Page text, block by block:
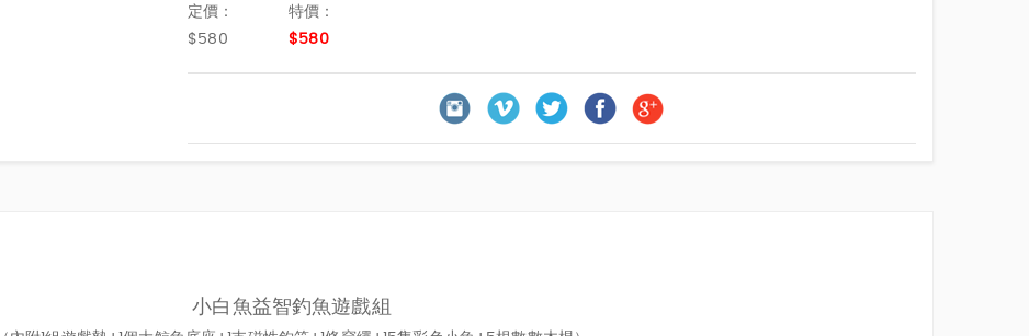
定價：
$580
特價：
$580
小白魚益智釣魚遊戲組